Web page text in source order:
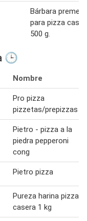
Bárbara
para pizza
500 g.
🕒
Nombre
Pro pizza
pizzetas/prepizzas
Pietro - pizza a la
piedra pepperoni
cong
Pietro pizza
Pureza harina pizza
casera 1 kg